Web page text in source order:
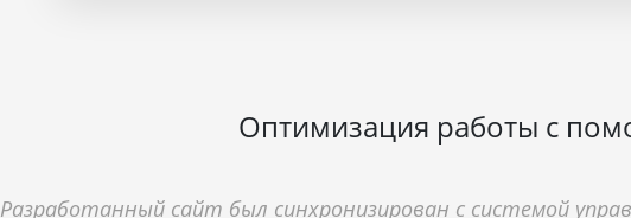
Оптимизация работы с
Разработанный сайт был синхронизирован с системой